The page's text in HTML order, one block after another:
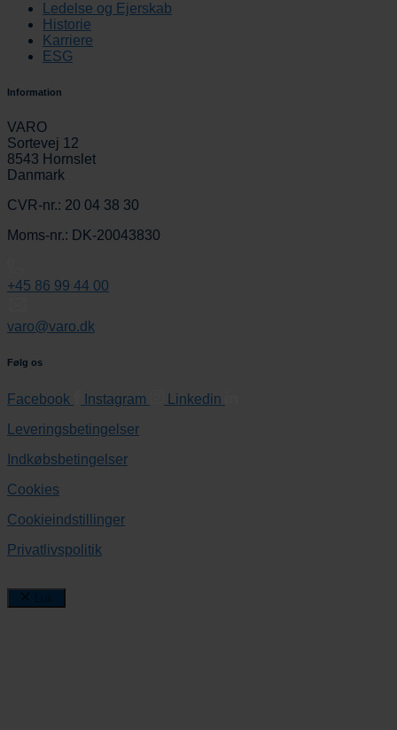
Ledelse og Ejerskab
Historie
Karriere
ESG
Information
VARO
Sortevej 12
8543 Hornslet
Danmark
CVR-nr.: 20 04 38 30
Moms-nr.: DK-20043830
+45 86 99 44 00
varo@varo.dk
Følg os
Facebook Instagram
Linkedin
Leveringsbetingelser
Indkøbsbetingelser
Cookies
Cookieindstillinger
Privatlivspolitik